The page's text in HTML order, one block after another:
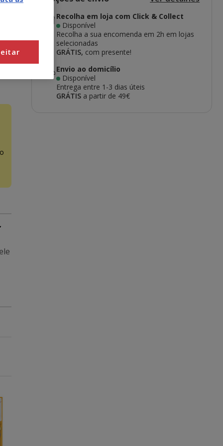
Recolha em loja com Click & Collect
Disponível
Recolha a sua encomenda em 2h em lojas
selecionadas
GRÁTIS, com presente!
Envio ao domicílio
Disponível
Entrega entre 1-3 dias úteis
GRÁTIS a partir de 49€